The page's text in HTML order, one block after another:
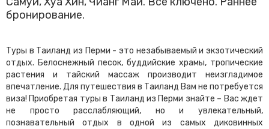
43-13
бронирование.
Туры в Таиланд из Перми - это незабываемый и экзотический
отдых. Белоснежный песок, буддийские храмы, тропические
растения и тайский массаж производит неизгладимое
впечатление. Для путешествия в Таиланд Вам не потребуется
виза! Приобретая туры в Таиланд из Перми знайте – Вас ждет
не просто расслабляющий, но и увлекательный,
познавательный отдых в одной из самых диковинных